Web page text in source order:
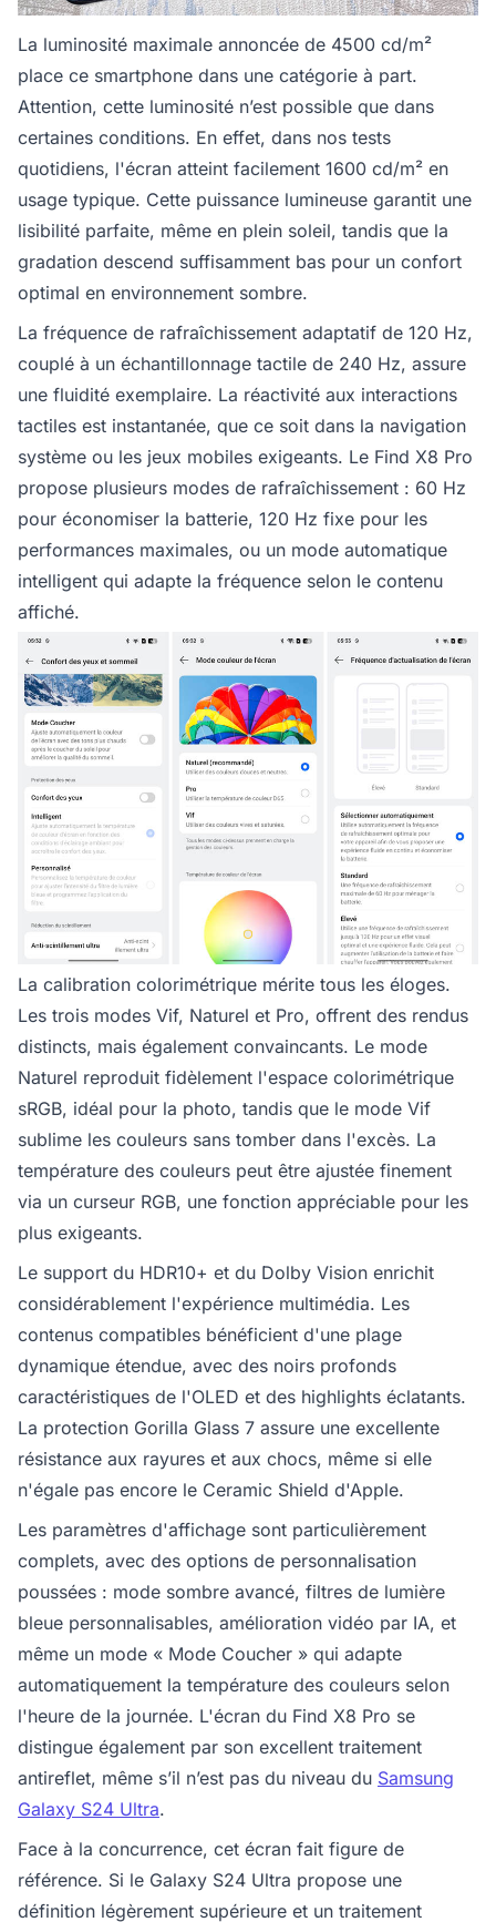
La luminosité maximale annoncée de 4500 cd/m²
place ce smartphone dans une catégorie à part.
Attention, cette luminosité n’est possible que dans
certaines conditions. En effet, dans nos tests
quotidiens, l'écran atteint facilement 1600 cd/m² en
usage typique. Cette puissance lumineuse garantit une
lisibilité parfaite, même en plein soleil, tandis que la
gradation descend suffisamment bas pour un confort
optimal en environnement sombre.
La fréquence de rafraîchissement adaptatif de 120 Hz,
couplé à un échantillonnage tactile de 240 Hz, assure
une fluidité exemplaire. La réactivité aux interactions
tactiles est instantanée, que ce soit dans la navigation
système ou les jeux mobiles exigeants. Le Find X8 Pro
propose plusieurs modes de rafraîchissement : 60 Hz
pour économiser la batterie, 120 Hz fixe pour les
performances maximales, ou un mode automatique
intelligent qui adapte la fréquence selon le contenu
affiché.
La calibration colorimétrique mérite tous les éloges.
Les trois modes Vif, Naturel et Pro, offrent des rendus
distincts, mais également convaincants. Le mode
Naturel reproduit fidèlement l'espace colorimétrique
sRGB, idéal pour la photo, tandis que le mode Vif
sublime les couleurs sans tomber dans l'excès. La
température des couleurs peut être ajustée finement
via un curseur RGB, une fonction appréciable pour les
plus exigeants.
Le support du HDR10+ et du Dolby Vision enrichit
considérablement l'expérience multimédia. Les
contenus compatibles bénéficient d'une plage
dynamique étendue, avec des noirs profonds
caractéristiques de l'OLED et des highlights éclatants.
La protection Gorilla Glass 7 assure une excellente
résistance aux rayures et aux chocs, même si elle
n'égale pas encore le Ceramic Shield d'Apple.
Les paramètres d'affichage sont particulièrement
complets, avec des options de personnalisation
poussées : mode sombre avancé, filtres de lumière
bleue personnalisables, amélioration vidéo par IA, et
même un mode « Mode Coucher » qui adapte
automatiquement la température des couleurs selon
l'heure de la journée. L'écran du Find X8 Pro se
distingue également par son excellent traitement
antireflet, même s’il n’est pas du niveau du Samsung
Galaxy S24 Ultra.
Face à la concurrence, cet écran fait figure de
référence. Si le Galaxy S24 Ultra propose une
définition légèrement supérieure et un traitement